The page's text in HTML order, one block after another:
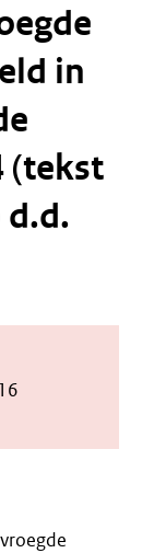
in
(tekst
d.d.